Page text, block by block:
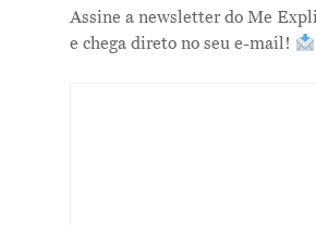
Assine a newsletter do Me
e chega direto no seu e-mail!